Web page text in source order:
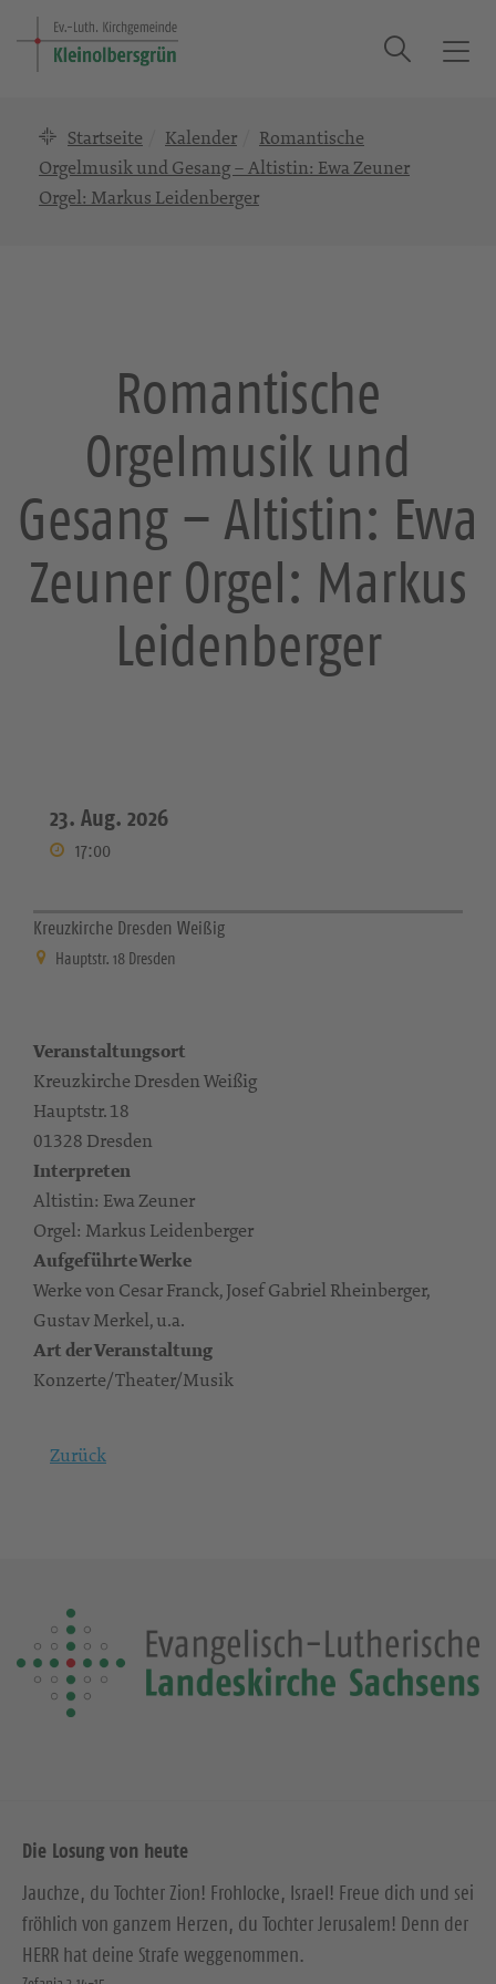
T
Suche
Startseite Kalender
Romantische
Orgelmusik und Gesang – Altistin: Ewa Zeuner
Orgel: Markus Leidenberger
Romantische
Orgelmusik und
Gesang – Altistin: Ewa
Zeuner Orgel: Markus
Leidenberger
23. Aug. 2026
17:00
Kreuzkirche Dresden Weißig
Hauptstr. 18 Dresden
Veranstaltungsort
Kreuzkirche Dresden Weißig
Hauptstr. 18
01328 Dresden
Interpreten
Altistin: Ewa Zeuner
Orgel: Markus Leidenberger
Aufgeführte Werke
Werke von Cesar Franck, Josef Gabriel Rheinberger,
Gustav Merkel, u.a.
Art der Veranstaltung
Konzerte/Theater/Musik
Zurück
Die Losung von heute
Jauchze, du Tochter Zion! Frohlocke, Israel! Freue dich und sei
fröhlich von ganzem Herzen, du Tochter Jerusalem! Denn der
HERR hat deine Strafe weggenommen.